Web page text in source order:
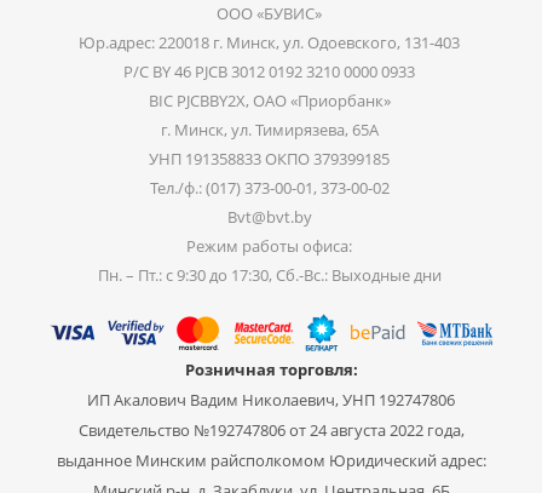
ООО «БУВИС»
Юр.адрес: 220018 г. Минск, ул. Одоевского, 131-403
Р/С BY 46 PJCB 3012 0192 3210 0000 0933
BIC PJCBBY2X, ОАО «Приорбанк»
г. Минск, ул. Тимирязева, 65А
УНП 191358833 ОКПО 379399185
Тел./ф.: (017) 373-00-01, 373-00-02
Bvt@bvt.by
Режим работы офиса:
Пн. – Пт.: с 9:30 до 17:30, Сб.-Вс.: Выходные дни
Розничная торговля:
ИП Акалович Вадим Николаевич, УНП 192747806
Свидетельство №192747806 от 24 августа 2022 года,
выданное Минским райсполкомом Юридический адрес: